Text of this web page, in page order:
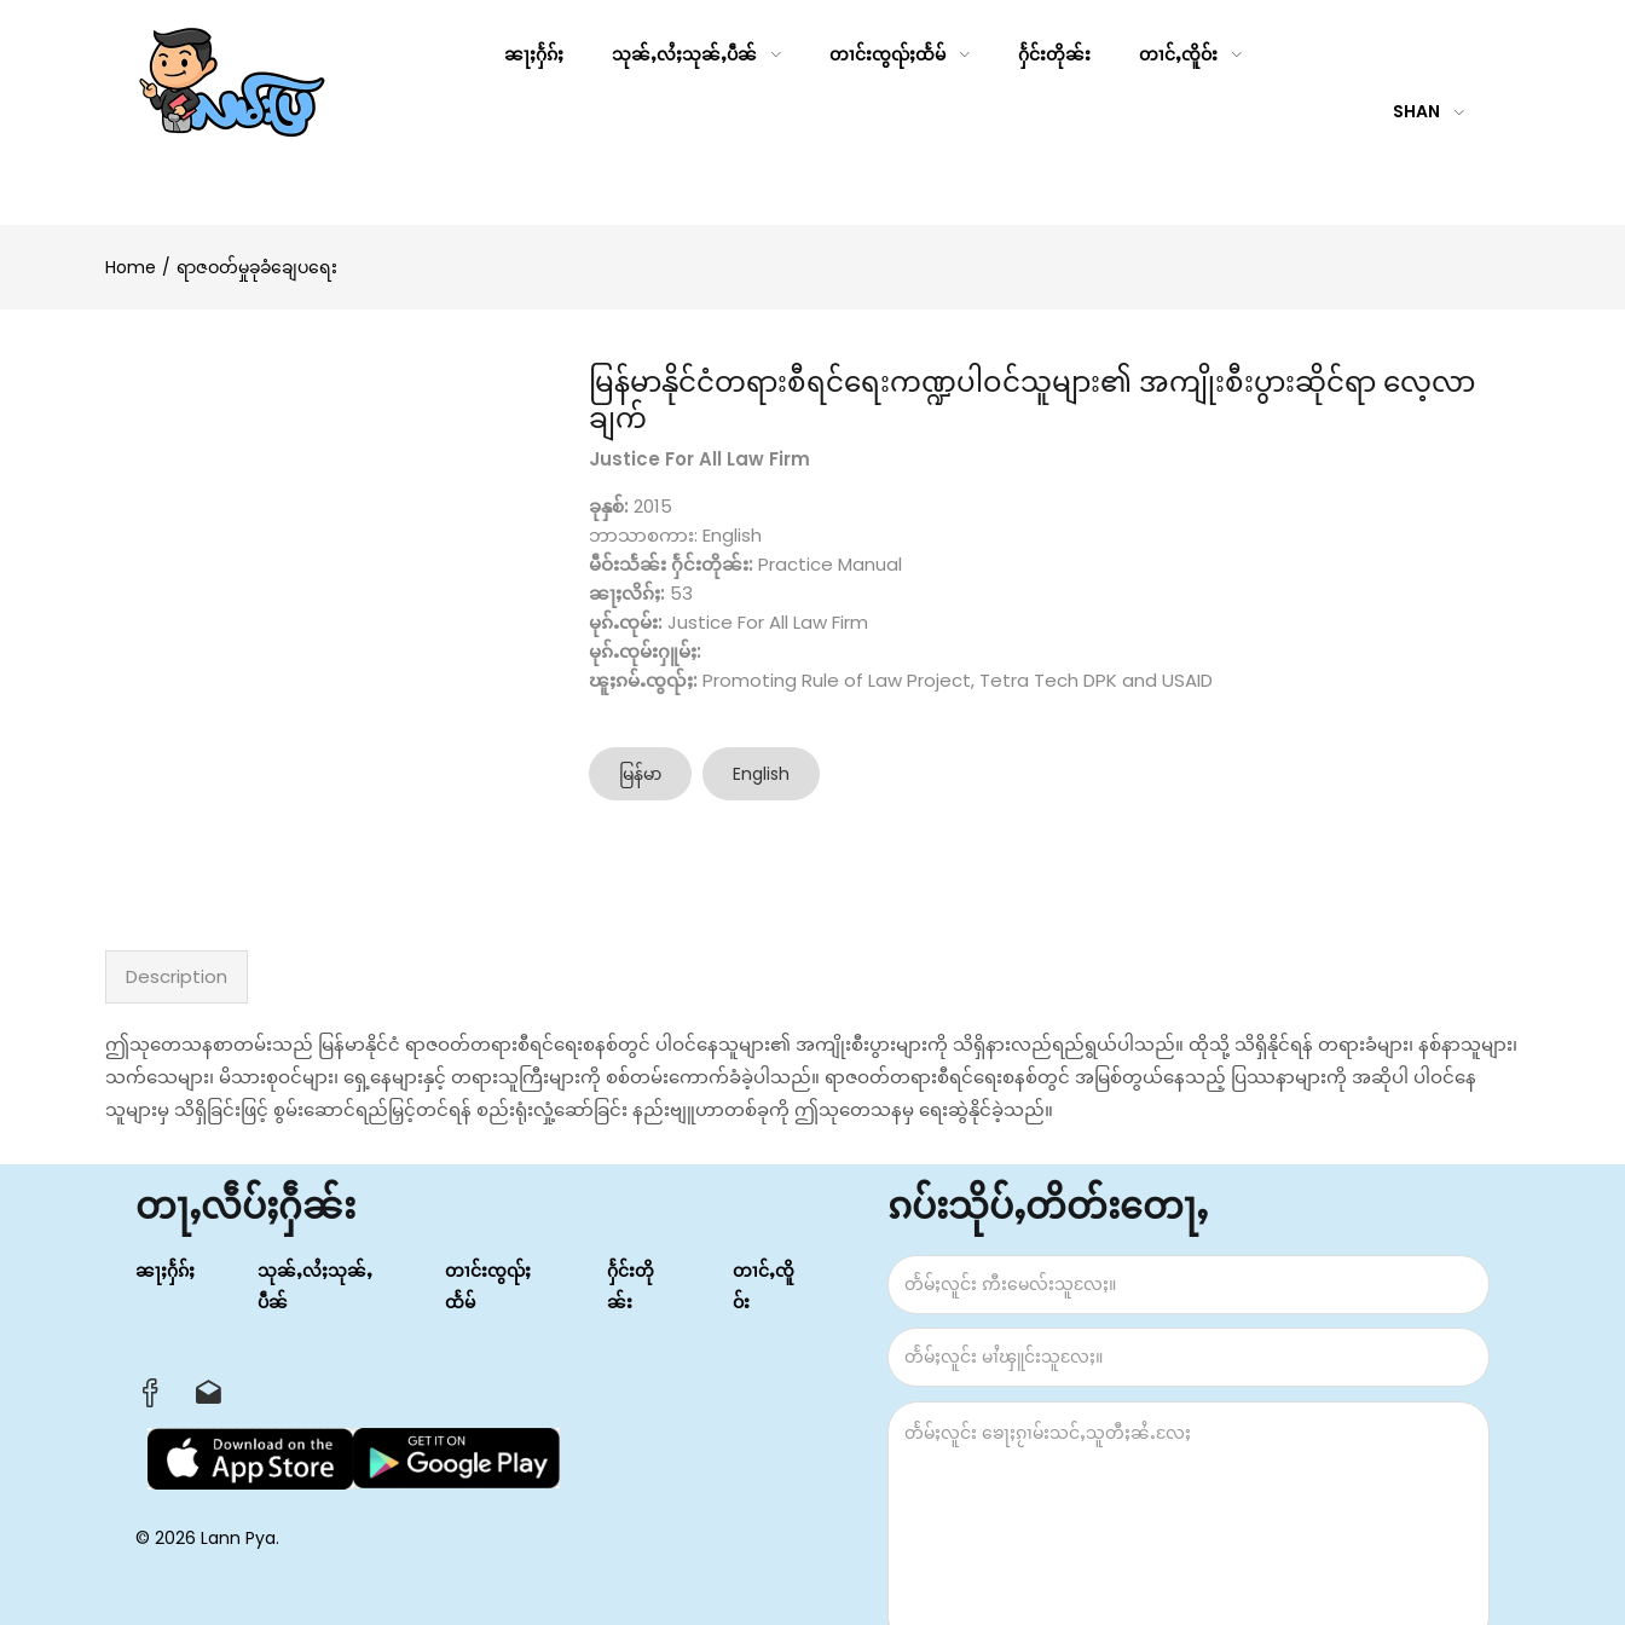
ၼႃႈႁႅၵ်ႈ သုၼ်ႇလႆႈသုၼ်ႇပဵၼ် တၢင်းၸွၺ်ႈထႅမ် ႁႅင်းတိုၼ်း တၢင်ႇၸိူဝ်း
SHAN
Home ရာဇဝတ်မှုခုခံချေပရေး
မြန်မာနိုင်ငံတရားစီရင်ရေးကဏ္ဍပါဝင်သူများ၏ အကျိုးစီးပွားဆိုင်ရာ လေ့လာ
ချက်
Justice For All Law Firm
ခုနှစ်: 2015
ဘာသာစကား: English
မဵဝ်းသႅၼ်း ႁႅင်းတိုၼ်း: Practice Manual
ၼႃႈလိၵ်ႈ: 53
မုၵ်ႉၸုမ်း: Justice For All Law Firm
မုၵ်ႉၸုမ်းႁူမ်ႈ:
ၽူႈၵမ်ႉၸွၺ်ႈ: Promoting Rule of Law Project, Tetra Tech DPK and USAID
မြန်မာ English
Description
ဤသုတေသနစာတမ်းသည် မြန်မာနိုင်ငံ ရာဇဝတ်တရားစီရင်ရေးစနစ်တွင် ပါဝင်နေသူများ၏ အကျိုးစီးပွားများကို သိရှိနားလည်ရည်ရွယ်ပါသည်။ ထိုသို့ သိရှိနိုင်ရန် တရားခံများ၊ နစ်နာသူများ၊
သက်သေများ၊ မိသားစုဝင်များ၊ ရှေ့နေများနှင့် တရားသူကြီးများကို စစ်တမ်းကောက်ခံခဲ့ပါသည်။ ရာဇဝတ်တရားစီရင်ရေးစနစ်တွင် အမြစ်တွယ်နေသည့် ပြဿနာများကို အဆိုပါ ပါဝင်နေ
သူများမှ သိရှိခြင်းဖြင့် စွမ်း‌ဆောင်ရည်မြှင့်တင်ရန် စည်းရုံးလှုံ့ဆော်ခြင်း နည်းဗျူဟာတစ်ခုကို ဤသုတေသနမှ ရေးဆွဲနိုင်ခဲ့သည်။
တႃႇလဵပ်ႈႁဵၼ်း
ၼႃႈႁႅၵ်ႈ
သုၼ်ႇလႆႈသုၼ်ႇ
ပဵၼ်
တၢင်းၸွၺ်ႈ
ထႅမ်
ႁႅင်းတို
ၼ်း
တၢင်ႇၸိူ
ဝ်း
© 2026 Lann Pya.
ၵပ်းသိုပ်ႇတိတ်းတေႃႇ